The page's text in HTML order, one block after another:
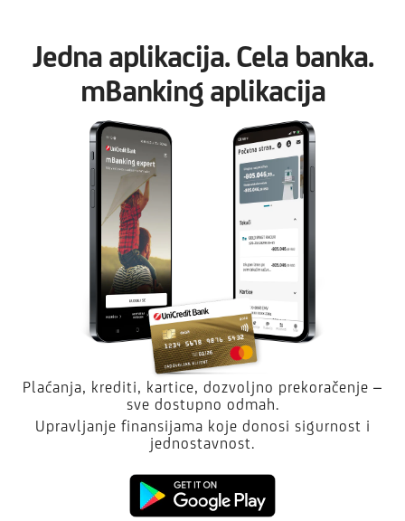
NA KOJI PERIOD MOGU DA UGOVORIM
OSIGURANJE UZ KREDITNU KARTICU?
Jedna aplikacija. Cela banka.
mBanking aplikacija
Plaćanja, krediti, kartice, dozvoljno prekoračenje –
sve dostupno odmah.
Upravljanje finansijama koje donosi sigurnost i
jednostavnost.
Kliknite